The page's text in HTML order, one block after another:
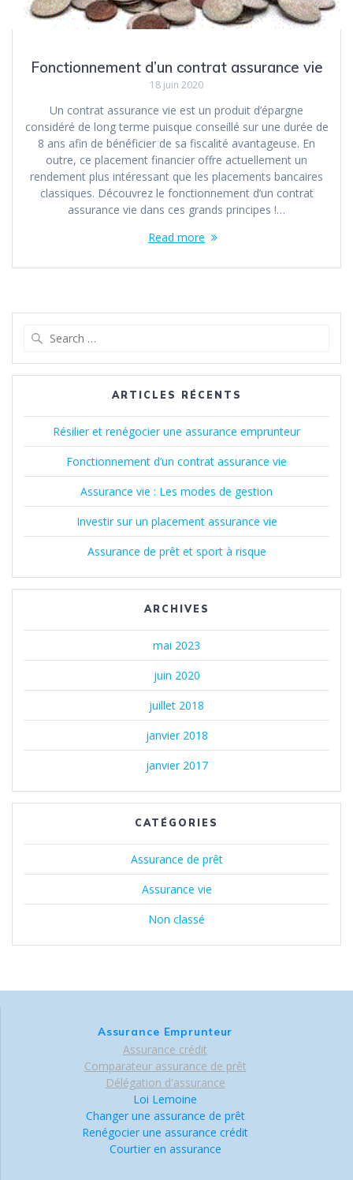
Fonctionnement d’un contrat assurance vie
18 juin 2020
Un contrat assurance vie est un produit d’épargne
considéré de long terme puisque conseillé sur une durée de
8 ans afin de bénéficier de sa fiscalité avantageuse. En
outre, ce placement financier offre actuellement un
rendement plus intéressant que les placements bancaires
classiques. Découvrez le fonctionnement d’un contrat
assurance vie dans ces grands principes !…
Read more
ARTICLES RÉCENTS
Résilier et renégocier une assurance emprunteur
Fonctionnement d’un contrat assurance vie
Assurance vie : Les modes de gestion
Investir sur un placement assurance vie
Assurance de prêt et sport à risque
ARCHIVES
mai 2023
juin 2020
juillet 2018
janvier 2018
janvier 2017
CATÉGORIES
Assurance de prêt
Assurance vie
Non classé
Assurance Emprunteur
Assurance crédit
Comparateur assurance de prêt
Délégation d'assurance
Loi Lemoine
Changer une assurance de prêt
Renégocier une assurance crédit
Courtier en assurance